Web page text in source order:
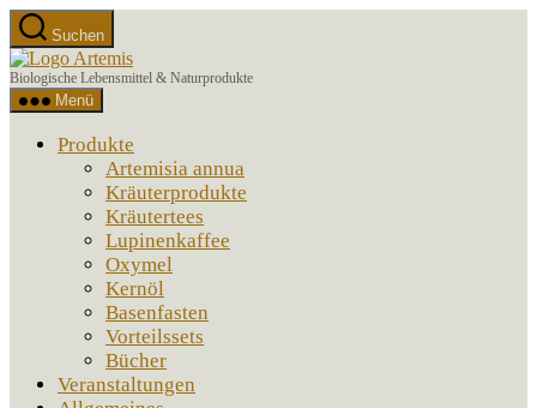
Zum
Inhalt
springen
Suchen
Artemis
Biologische Lebensmittel & Naturprodukte
Menü
Produkte
Artemisia annua
Kräuterprodukte
Kräutertees
Lupinenkaffee
Oxymel
Kernöl
Basenfasten
Vorteilssets
Bücher
Veranstaltungen